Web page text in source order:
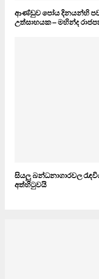
ආණ්ඩුව පෝය දිනයන්හි
උත්සාහයක – මහින්ද
සියලු බන්ධනාගාරවල
අත්හිටුවයි